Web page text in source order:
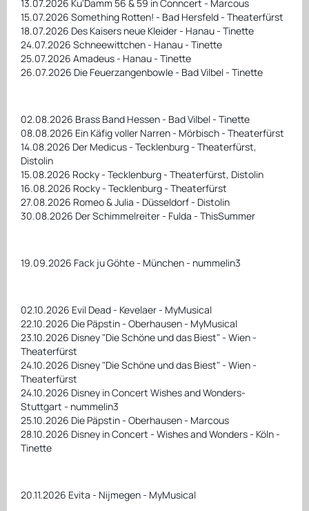
13.07.2026 Ku'Damm 56 & 59 in Conncert - Marcous
15.07.2026 Something Rotten! - Bad Hersfeld - Theaterfürst
18.07.2026 Des Kaisers neue Kleider - Hanau - Tinette
24.07.2026 Schneewittchen - Hanau - Tinette
25.07.2026 Amadeus - Hanau - Tinette
26.07.2026 Die Feuerzangenbowle - Bad Vilbel - Tinette
02.08.2026 Brass Band Hessen - Bad Vilbel - Tinette
08.08.2026 Ein Käfig voller Narren - Mörbisch - Theaterfürst
14.08.2026 Der Medicus - Tecklenburg - Theaterfürst,
Distolin
15.08.2026 Rocky - Tecklenburg - Theaterfürst, Distolin
16.08.2026 Rocky - Tecklenburg - Theaterfürst
27.08.2026 Romeo & Julia - Düsseldorf - Distolin
30.08.2026 Der Schimmelreiter - Fulda - ThisSummer
19.09.2026 Fack ju Göhte - München - nummelin3
02.10.2026 Evil Dead - Kevelaer - MyMusical
22.10.2026 Die Päpstin - Oberhausen - MyMusical
23.10.2026 Disney "Die Schöne und das Biest" - Wien -
Theaterfürst
24.10.2026 Disney "Die Schöne und das Biest" - Wien -
Theaterfürst
24.10.2026 Disney in Concert Wishes and Wonders-
Stuttgart - nummelin3
25.10.2026 Die Päpstin - Oberhausen - Marcous
28.10.2026 Disney in Concert - Wishes and Wonders - Köln -
Tinette
20.11.2026 Evita - Nijmegen - MyMusical